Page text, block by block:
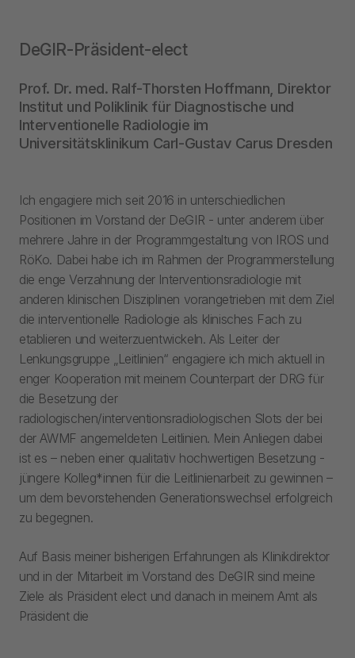
DeGIR-Präsident-elect
Prof. Dr. med. Ralf-Thorsten Hoffmann, Direktor
Institut und Poliklinik für Diagnostische und
Interventionelle Radiologie im
Universitätsklinikum Carl-Gustav Carus Dresden
Ich engagiere mich seit 2016 in unterschiedlichen
Positionen im Vorstand der DeGIR - unter anderem über
mehrere Jahre in der Programmgestaltung von IROS und
RöKo. Dabei habe ich im Rahmen der Programmerstellung
die enge Verzahnung der Interventionsradiologie mit
anderen klinischen Disziplinen vorangetrieben mit dem Ziel
die interventionelle Radiologie als klinisches Fach zu
etablieren und weiterzuentwickeln. Als Leiter der
Lenkungsgruppe „Leitlinien“ engagiere ich mich aktuell in
enger Kooperation mit meinem Counterpart der DRG für
die Besetzung der
radiologischen/interventionsradiologischen Slots der bei
der AWMF angemeldeten Leitlinien. Mein Anliegen dabei
ist es – neben einer qualitativ hochwertigen Besetzung -
jüngere Kolleg*innen für die Leitlinienarbeit zu gewinnen –
um dem bevorstehenden Generationswechsel erfolgreich
zu begegnen.
Auf Basis meiner bisherigen Erfahrungen als Klinikdirektor
und in der Mitarbeit im Vorstand des DeGIR sind meine
Ziele als Präsident elect und danach in meinem Amt als
Präsident die